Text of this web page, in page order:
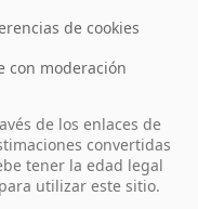
de cookies
con moderación
de los enlaces de
convertidas
tener la edad legal
utilizar este sitio.